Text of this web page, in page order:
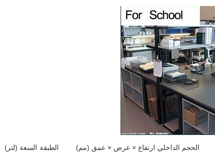
الحجم الداخلي ارتفاع × عرض × عمق (مم) الطبقة السعة (لتر)